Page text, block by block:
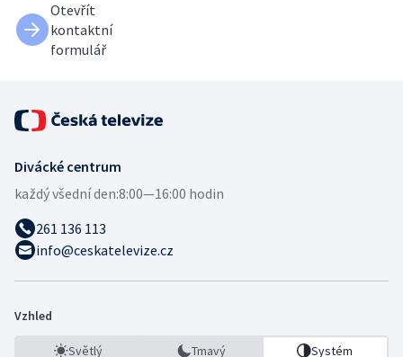
Otevřít
kontaktní
formulář
Divácké centrum
každý všední den:8:00—16:00 hodin
261 136 113
info@ceskatelevize.cz
Vzhled
Světlý Tmavý Systém